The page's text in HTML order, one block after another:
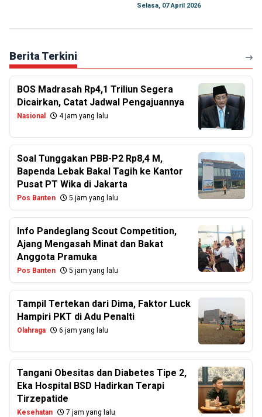
Selasa, 07 April 2026
Berita Terkini
BOS Madrasah Rp4,1 Triliun Segera
Dicairkan, Catat Jadwal Pengajuannya
Nasional 4 jam yang lalu
Soal Tunggakan PBB-P2 Rp8,4 M,
Bapenda Lebak Bakal Tagih ke Kantor
Pusat PT Wika di Jakarta
Pos Banten 5 jam yang lalu
Info Pandeglang Scout Competition,
Ajang Mengasah Minat dan Bakat
Anggota Pramuka
Pos Banten 5 jam yang lalu
Tampil Tertekan dari Dima, Faktor Luck
Hampiri PKT di Adu Penalti
Olahraga 6 jam yang lalu
Tangani Obesitas dan Diabetes Tipe 2,
Eka Hospital BSD Hadirkan Terapi
Tirzepatide
Kesehatan 7 jam yang lalu